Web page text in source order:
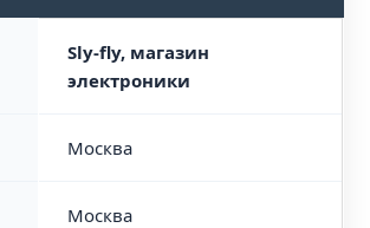
Sly-fly, магазин
электроники
Москва
Москва